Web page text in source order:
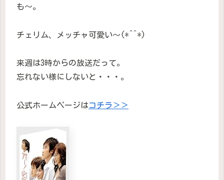
も〜。
チェリム、メッチャ可愛い〜(*^^*)
来週は3時からの放送だって。
忘れない様にしないと・・・。
公式ホームページはコチラ＞＞